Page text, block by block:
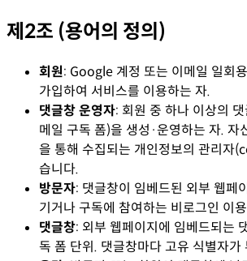
제2조 (용어의 정의)
회원: Google 계정 또는 이메일 일회
가입하여 서비스를 이용하는 자.
댓글창 운영자: 회원 중 하나 이상의
메일 구독 폼)을 생성·운영하는 자. 자
을 통해 수집되는 개인정보의 관리자
습니다.
방문자: 댓글창이 임베드된 외부 웹페
기거나 구독에 참여하는 비로그인 이
댓글창: 외부 웹페이지에 임베드되는
독 폼 단위. 댓글창마다 고유 식별자가